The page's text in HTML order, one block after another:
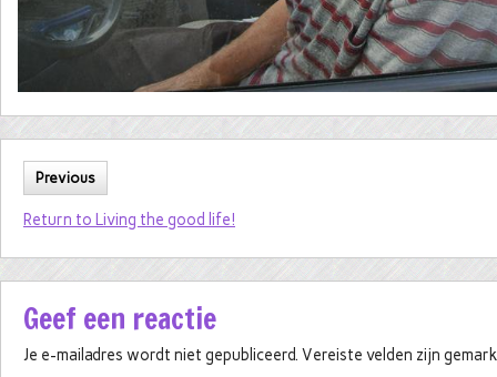
Previous
Return to Living the good life!
Geef een reactie
Je e-mailadres wordt niet gepubliceerd. Vereiste velden zijn